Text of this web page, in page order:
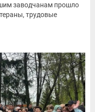
заводчанам прошло
трудовые